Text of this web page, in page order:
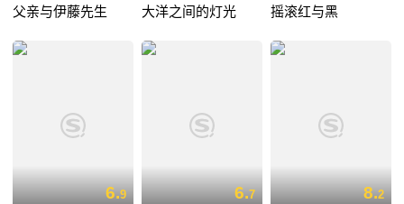
父亲与伊藤先生 大洋之间的灯光 摇滚红与黑
6.9 6.7 8.2